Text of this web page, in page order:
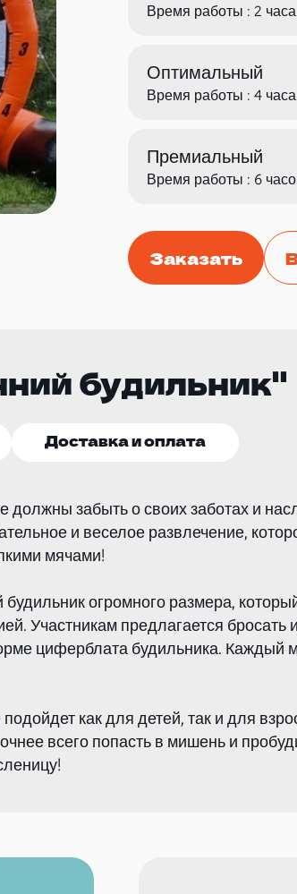
Время работы : 2 часа
Оптимальный
Время работы : 4 часа
Премиальный
Время работы : 6
Заказать
будильник"
Доставка и оплата
забыть о своих заботах и
и веселое развлечение,
мячами!
огромного размера,
Участникам предлагается
циферблата будильника. Каждый
как для детей, так и для
всего попасть в мишень и